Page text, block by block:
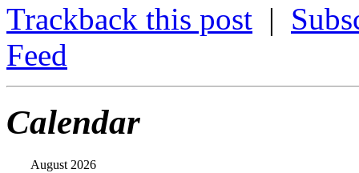
Trackback this post |
Feed
Calendar
August 2026